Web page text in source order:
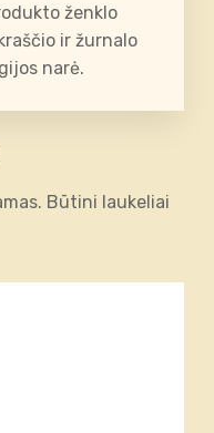
ženklo
ir žurnalo
narė.
Būtini laukeliai